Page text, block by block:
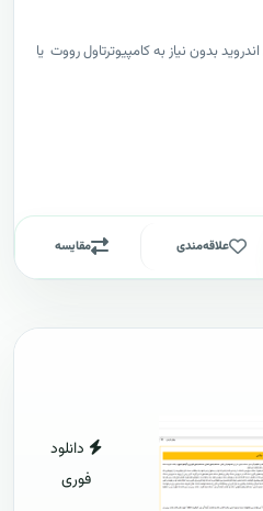
بدون نياز به کامپيوترتاول رووت يا
علاقه‌مندی مقایسه
دانلود
فوری